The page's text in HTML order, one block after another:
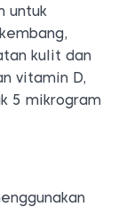
untuk
kulit dan
vitamin D,
5 mikrogram